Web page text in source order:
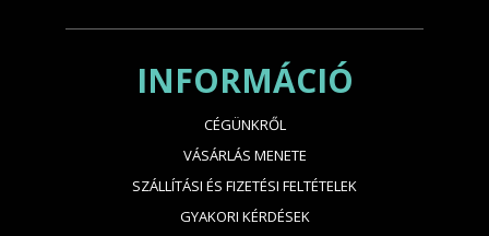
INFORMÁCIÓ
CÉGÜNKRŐL
VÁSÁRLÁS MENETE
SZÁLLÍTÁSI ÉS FIZETÉSI FELTÉTELEK
GYAKORI KÉRDÉSEK